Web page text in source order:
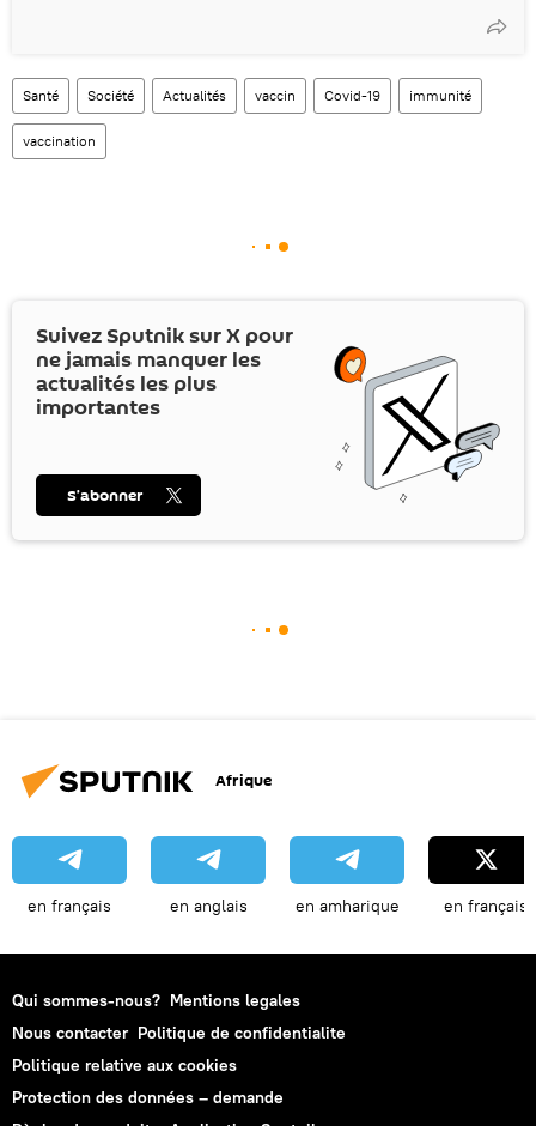
Santé Société Actualités vaccin Covid-19 immunité
vaccination
Suivez Sputnik surX pour
ne jamais manquer les
actualités les plus
importantes
S’abonner
Afrique
en français en anglais en amharique en français
Qui sommes-nous? Mentions legales
Nous contacter Politique de confidentialite
Politique relative aux cookies
Protection des données – demande